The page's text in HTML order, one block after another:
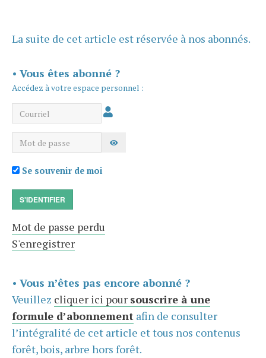
La suite de cet article est réservée à nos abonnés.
• Vous êtes abonné ?
Accédez à votre espace personnel :
Courriel
Mot de passe AFFICHER LE MOT DE PASSE
Se souvenir de moi
S'IDENTIFIER
Mot de passe perdu
S'enregistrer
• Vous n’êtes pas encore abonné ?
Veuillez cliquer ici pour souscrire à une
formule d’abonnement afin de consulter
l’intégralité de cet article et tous nos contenus
forêt, bois, arbre hors forêt.